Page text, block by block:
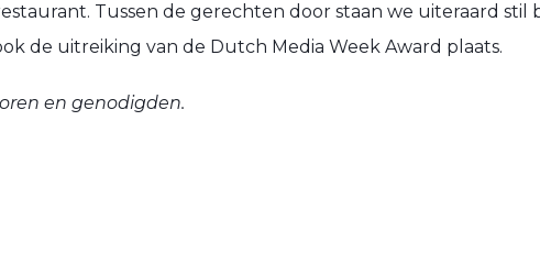
Tussen de gerechten door staan we uiteraard stil
de uitreiking van de Dutch Media Week Award plaats.
en genodigden.